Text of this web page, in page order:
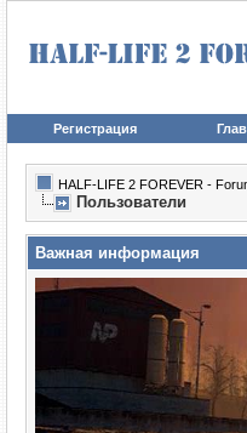
Регистрация
HALF-LIFE 2 FOREVER -
Пользователи
Важная информация